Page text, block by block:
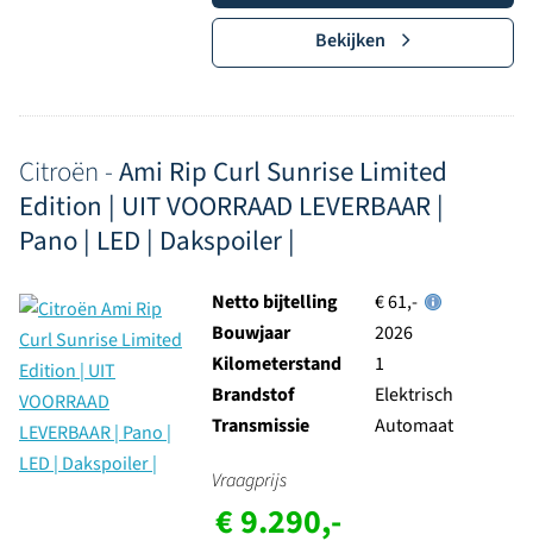
Bekijken
Citroën -Ami Rip Curl Sunrise Limited
Edition | UIT VOORRAAD LEVERBAAR |
Pano | LED | Dakspoiler |
Netto bijtelling
€ 61,-
Bouwjaar
2026
Kilometerstand
1
Brandstof
Elektrisch
Transmissie
Automaat
Vraagprijs
€ 9.290,-